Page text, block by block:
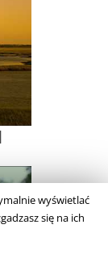
wyświetlać
się na ich